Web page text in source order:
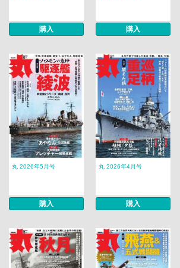
購入 購入
丸 2026年5月号
購入
丸 2026年4月号
購入